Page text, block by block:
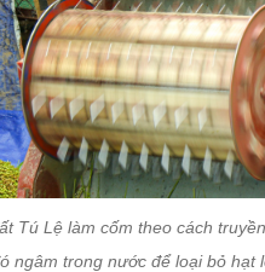
Tú Lệ làm cốm theo cách
ngâm trong nước để loại bỏ hạt